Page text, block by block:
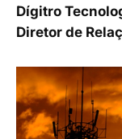
Dígitro
Diretor de